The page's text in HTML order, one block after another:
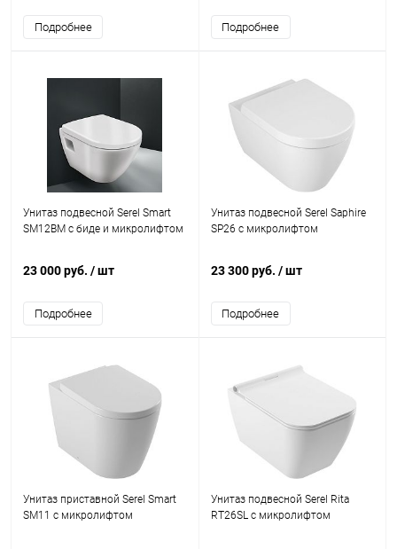
Подробнее Подробнее
Унитаз подвесной Serel Smart
SM12BM с биде и микролифтом
23 000 руб. / шт
Подробнее
Унитаз подвесной Serel Saphire
SP26 с микролифтом
23 300 руб. / шт
Подробнее
Унитаз приставной Serel Smart
SM11 с микролифтом
Унитаз подвесной Serel Rita
RT26SL с микролифтом